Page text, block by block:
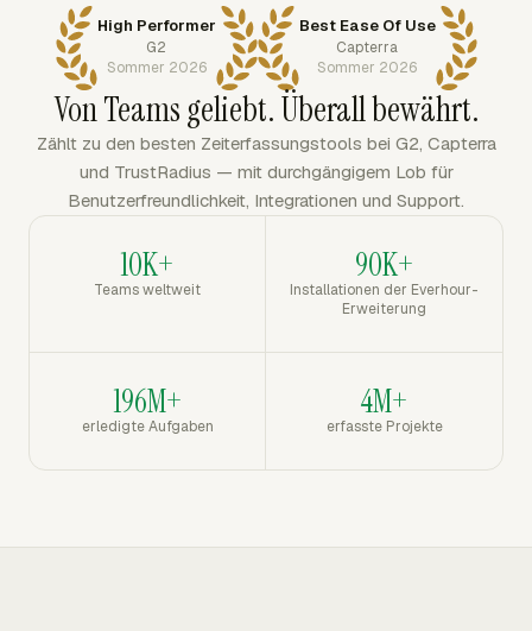
High Performer
G2
Sommer 2026
Best Ease Of Use
Capterra
Sommer 2026
Von Teams geliebt. Überall bewährt.
Zählt zu den besten Zeiterfassungstools bei G2, Capterra
und TrustRadius — mit durchgängigem Lob für
Benutzerfreundlichkeit, Integrationen und Support.
10K+
Teams weltweit
90K+
Installationen der Everhour-
Erweiterung
196M+
erledigte Aufgaben
4M+
erfasste Projekte